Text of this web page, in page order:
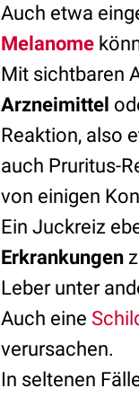
Auch etwa
Melanome
Mit sichtbaren
Arzneimittel
Reaktion, also
auch Pruritus-
von einigen
Ein Juckreiz
Erkrankungen
Leber unter
Auch eine
verursachen.
In seltenen